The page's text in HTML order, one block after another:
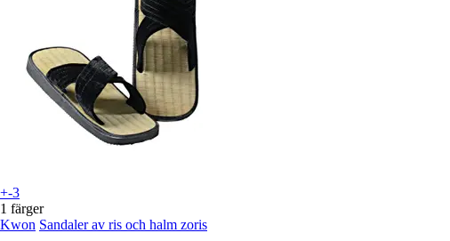
+-3
1 färger
Kwon Sandaler av ris och halm zoris